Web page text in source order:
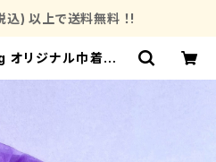
) 以上で送料無料 ！!
リジナル巾着入り